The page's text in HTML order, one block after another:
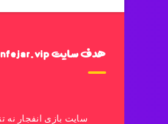
هدف سایت www.enfejar.vip
سایت بازی انفجار نه